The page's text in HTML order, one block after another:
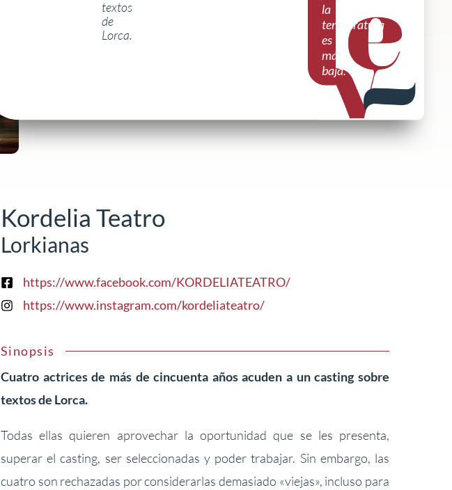
textos
de
Lorca.
la
temperatura
es
más
baja.
Kordelia Teatro
Lorkianas
https://www.facebook.com/KORDELIATEATRO/
https://www.instagram.com/kordeliateatro/
Sinopsis
Cuatro actrices de más de cincuenta años acuden a un casting sobre
textos de Lorca.
Todas ellas quieren aprovechar la oportunidad que se les presenta,
superar el casting, ser seleccionadas y poder trabajar. Sin embargo, las
cuatro son rechazadas por considerarlas demasiado «viejas», incluso para